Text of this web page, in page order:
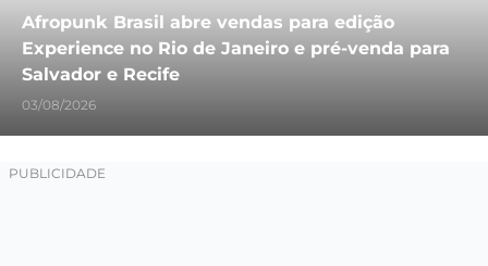
Afropunk Brasil abre vendas para edição
Experience no Rio de Janeiro e pré-venda para
Salvador e Recife
03/08/2026